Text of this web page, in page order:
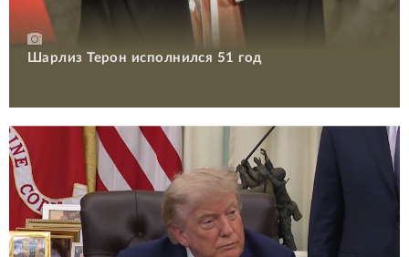
Шарлиз Терон исполнился 51 год